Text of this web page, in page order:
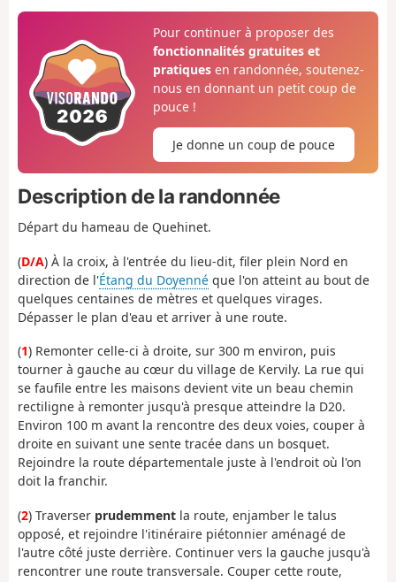
Pour continuer à proposer des
fonctionnalités gratuites et
pratiquesen randonnée, soutenez-
nous en donnant un petit coup de
pouce !
Je donne un coup de pouce
Description de la randonnée
Départ du hameau de Quehinet.
(D/A) À la croix, à l'entrée du lieu-dit, filer plein Nord en
direction de l'Étang du Doyenné que l'on atteint au bout de
quelques centaines de mètres et quelques virages.
Dépasser le plan d'eau et arriver à une route.
(1) Remonter celle-ci à droite, sur 300 m environ, puis
tourner à gauche au cœur du village de Kervily. La rue qui
se faufile entre les maisons devient vite un beau chemin
rectiligne à remonter jusqu'à presque atteindre la D20.
Environ 100 m avant la rencontre des deux voies, couper à
droite en suivant une sente tracée dans un bosquet.
Rejoindre la route départementale juste à l'endroit où l'on
doit la franchir.
(2) Traverser prudemment la route, enjamber le talus
opposé, et rejoindre l'itinéraire piétonnier aménagé de
l'autre côté juste derrière. Continuer vers la gauche jusqu'à
rencontrer une route transversale. Couper cette route,